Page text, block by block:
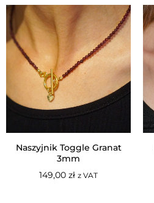
Naszyjnik Toggle Granat
3mm
149,00 zł z VAT